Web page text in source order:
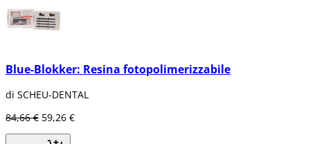
Blue-Blokker: Resina fotopolimerizzabile
di SCHEU-DENTAL
84,66 € 59,26 €